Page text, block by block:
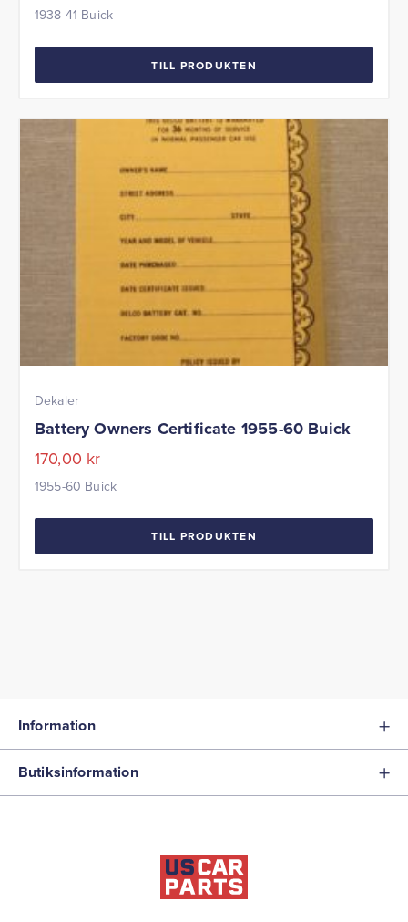
1938-41 Buick
TILL PRODUKTEN
Dekaler
Battery Owners Certificate 1955-60 Buick
170,00 kr
1955-60 Buick
TILL PRODUKTEN
Information
Butiksinformation